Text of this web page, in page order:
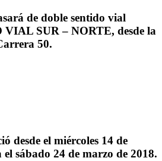
de doble sentido vial
VIAL SUR – NORTE, desde la
50.
desde el miércoles 14 de
sábado 24 de marzo de 2018.